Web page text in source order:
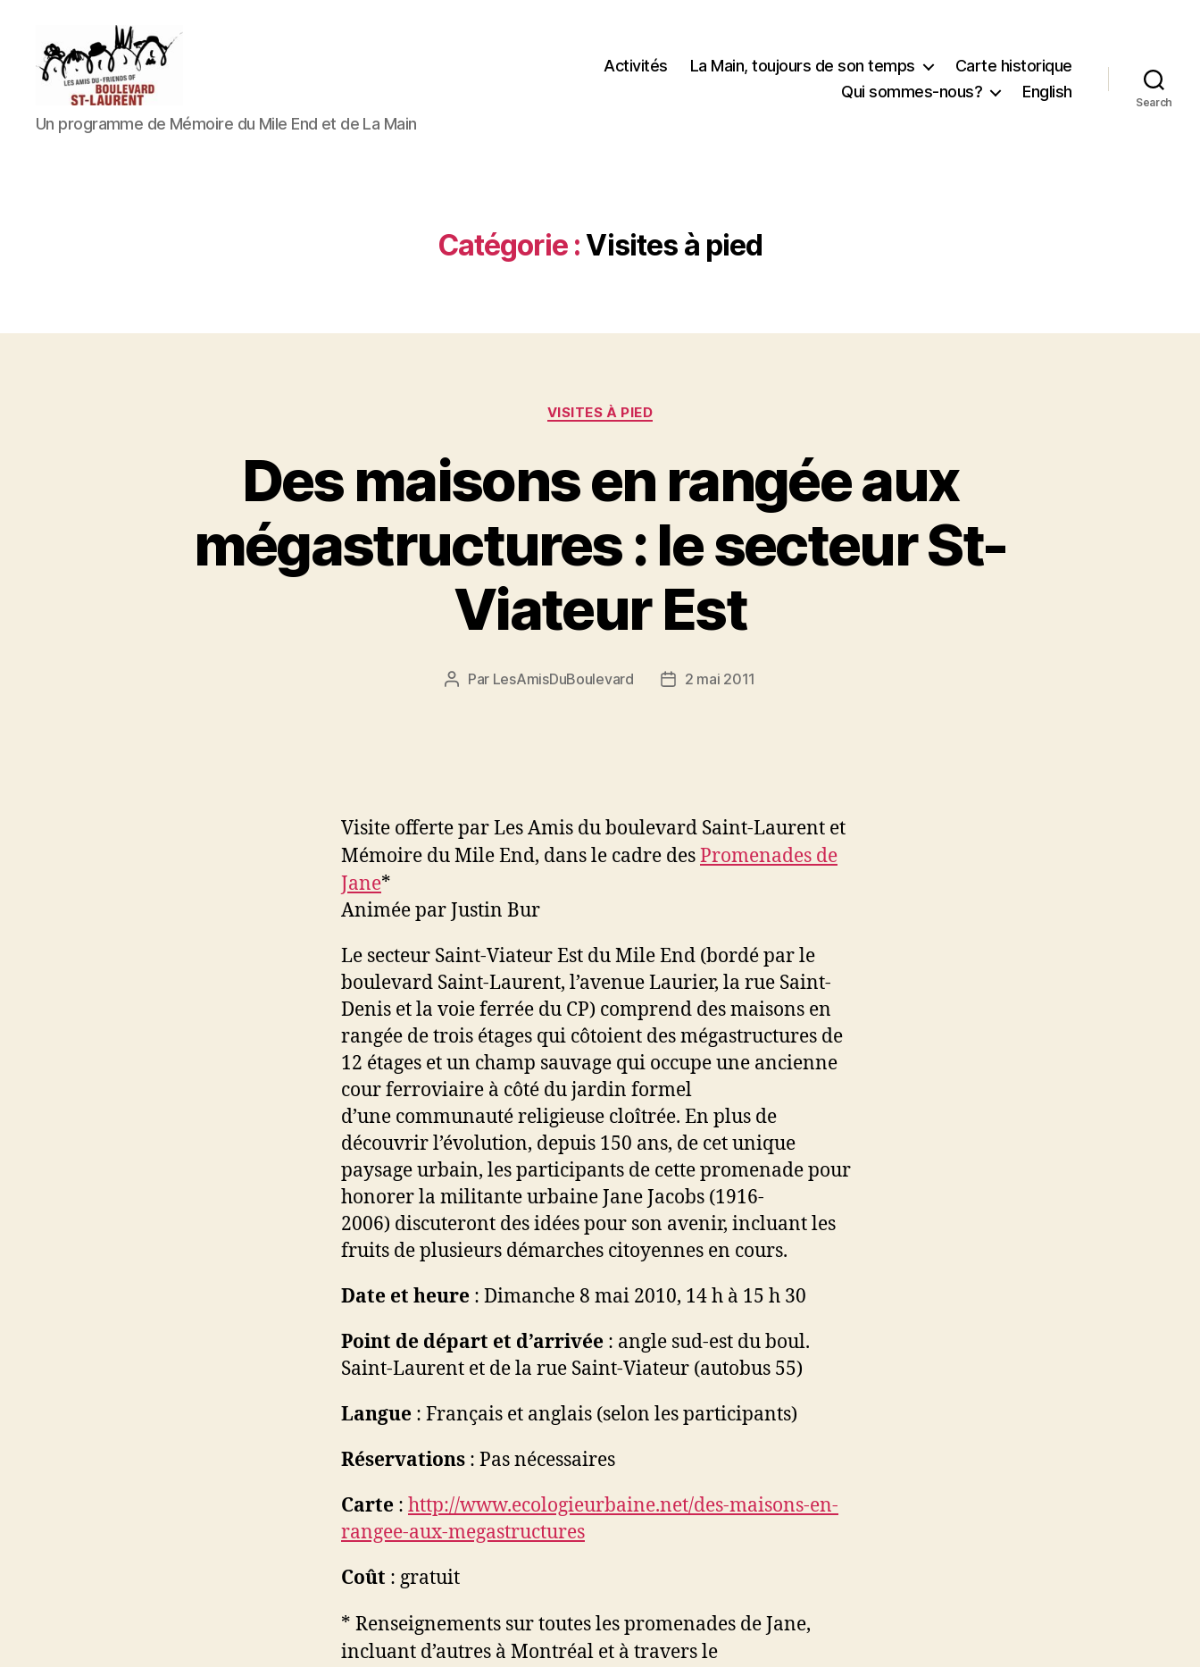
Les
Amis
Un programme de Mémoire du Mile End et de La Main
Activités La Main, toujours de son temps
Carte historique
Qui sommes-nous?
English
Search
Catégorie : Visites à pied
Catégories
VISITES À PIED
Des maisons en rangée aux
mégastructures : le secteur St-
Viateur Est
Auteur
Par LesAmisDuBoulevard
Date2 mai 2011
Visite offerte par Les Amis du boulevard Saint-Laurent et
Mémoire du Mile End, dans le cadre desPromenades de
Jane*
Animée par Justin Bur
Le secteur Saint-Viateur Est du Mile End (bordé par le
boulevard Saint-Laurent, l’avenue Laurier, la rue Saint-
Denis et la voie ferrée du CP) comprend des maisons en
rangée de trois étages qui côtoient des mégastructures de
12 étages et un champ sauvage qui occupe une ancienne
cour ferroviaire à côté du jardin formel
d’une communauté religieuse cloîtrée. En plus de
découvrir l’évolution, depuis 150 ans, de cet unique
paysage urbain, les participants de cette promenade pour
honorer la militante urbaine Jane Jacobs (1916-
2006) discuteront des idées pour son avenir, incluant les
fruits de plusieurs démarches citoyennes en cours.
Date et heure : Dimanche 8 mai 2010, 14 h à 15 h 30
Point de départ et d’arrivée : angle sud-est du boul.
Saint-Laurent et de la rue Saint-Viateur (autobus 55)
Langue : Français et anglais (selon les participants)
Réservations : Pas nécessaires
Carte : http://www.ecologieurbaine.net/des-maisons-en-
rangee-aux-megastructures
Coût : gratuit
* Renseignements sur toutes les promenades de Jane,
incluant d’autres à Montréal et à travers le